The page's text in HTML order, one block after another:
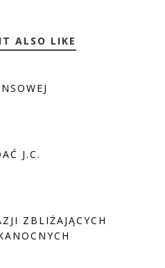
ALSO LIKE
J.C.
ZBLIŻAJĄCYCH